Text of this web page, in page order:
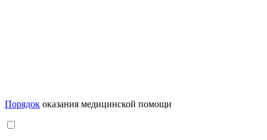
Порядок оказания медицинской помощи